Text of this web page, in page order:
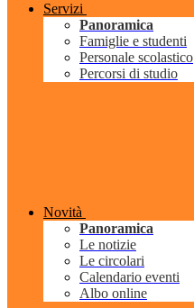
Servizi
Panoramica
Famiglie e studenti
Personale scolastico
Percorsi di studio
Novità
Panoramica
Le notizie
Le circolari
Calendario eventi
Albo online